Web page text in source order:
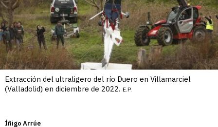
Extracción del ultraligero del río Duero en Villamarciel
(Valladolid) en diciembre de 2022. E.P.
Íñigo Arrúe